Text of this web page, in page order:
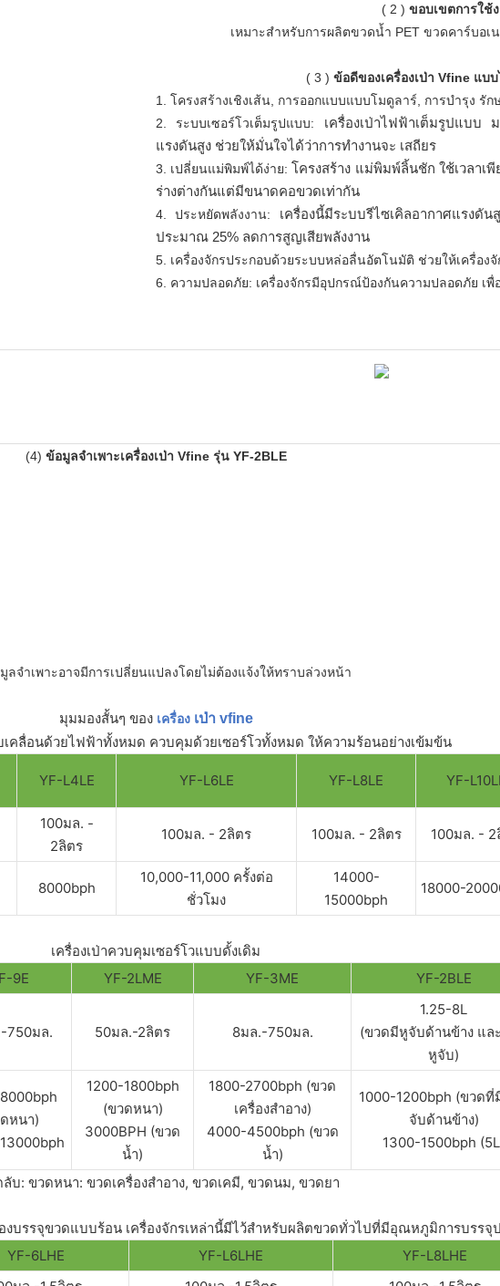
(2 ) ขอบเขตการใช้
เหมาะสำหรับการผลิตขวดน้ำ PET ขวดคาร์บอ
(3 ) ข้อดีของเครื่องเป่า Vfine แบ
1. โครงสร้างเชิงเส้น, การออกแบบแบบโมดูลาร์, การบำรุง รัก
2. ระบบเซอร์โวเต็มรูปแบบ:
เครื่องเป่าไฟฟ้าเต็มรูปแบบ
แรงดันสูง ช่วยให้มั่นใจได้ว่าการทำงานจะ เสถียร
3. เปลี่ยนแม่พิมพ์ได้ง่าย: โครงสร้าง แม่พิมพ์ลิ้นชัก ใช้เวลาเ
ร่างต่างกันแต่มีขนาดคอขวดเท่ากัน
4. ประหยัดพลังงาน:
เครื่องนี้มีระบบรีไซเคิลอากาศแรงดั
ประมาณ 25% ลดการสูญเสียพลังงาน
5. เครื่องจักรประกอบด้วยระบบหล่อลื่นอัตโนมัติ ช่วยให้เครื่อง
6. ความปลอดภัย: เครื่องจักรมีอุปกรณ์ป้องกันความปลอดภัย เ
(4) ข้อมูลจำเพาะเครื่องเป่า Vfine รุ่น YF-2BLE
ลจำเพาะอาจมีการเปลี่ยนแปลงโดยไม่ต้องแจ้งให้ทราบล่วงหน้า
มุมมองสั้นๆ ของ เครื่อง เป่า vfine
บเคลื่อนด้วยไฟฟ้าทั้งหมด ควบคุมด้วยเซอร์โวทั้งหมด ให้ความร้อนอย่างเข้มข้น
YF-L4LE YF-L6LE YF-L8LE YF-
100มล. -
2ลิตร
100มล. - 2ลิตร 100มล. - 2ลิตร 100มล. - 2
8000bph
10,000-11,000 ครั้งต่อ
ชั่วโมง
14000-
15000bph
18000-
เครื่องเป่าควบคุมเซอร์โวแบบดั้งเดิม
9E YF-2LME YF-3ME YF-2BLE
750มล. 50มล.-2ลิตร 8มล.-750มล.
1.25-8L
(ขวดมีหูจับด้านข้าง แล
หูจับ)
หนา)
1200-1800bph
(ขวดหนา)
3000BPH (ขวด
น้ำ)
1800-2700bph (ขวด
เครื่องสำอาง)
4000-4500bph (ขวด
น้ำ)
1000-1200bph (ขวดที่
จับด้านข้าง)
1300-1500bph
ลับ: ขวดหนา: ขวดเครื่องสำอาง, ขวดเคมี, ขวดนม, ขวดยา
บรรจุขวดแบบร้อน เครื่องจักรเหล่านี้มีไว้สำหรับผลิตขวดทั่วไปที่มีอุณหภูมิการบรรจุ
YF-6LHE YF-L6LHE
YF-L8LHE